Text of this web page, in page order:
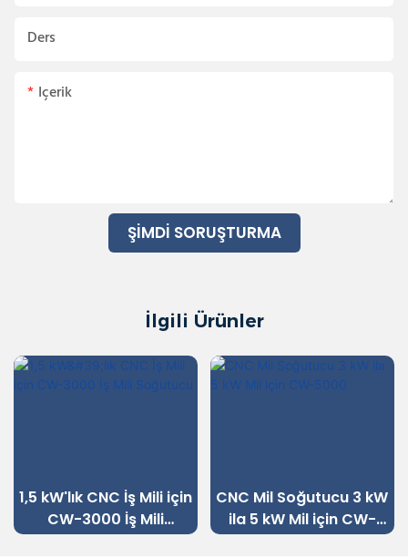
Ders
Içerik
ŞIMDI SORUŞTURMA
İlgili Ürünler
1,5 kW'lık CNC İş Mili için
CW-3000 İş Mili
Soğutucu
CNC Mil Soğutucu 3 kW
ila 5 kW Mil için CW-
5000